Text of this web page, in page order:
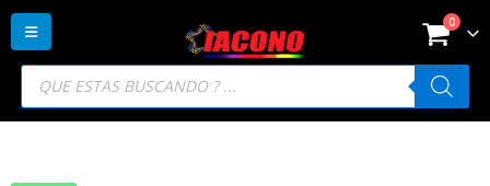
Búsqueda
productos
0